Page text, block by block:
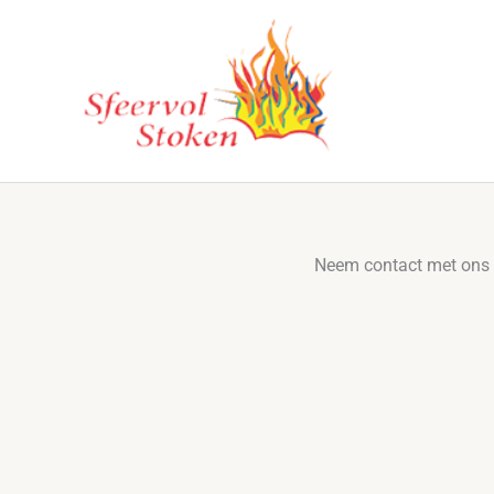
Neem contact met ons